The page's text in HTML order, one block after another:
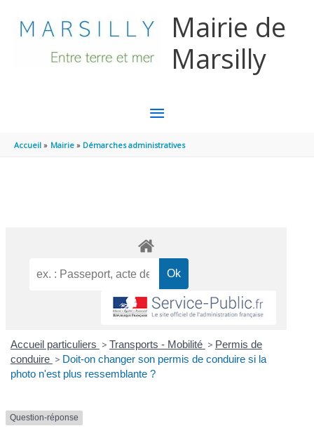
Mairie de
Marsilly
MENU
PRINCIPAL
Accueil Mairie Démarches administratives
Accueil particuliers > Transports - Mobilité > Permis de
conduire > Doit-on changer son permis de conduire si la
photo n'est plus ressemblante ?
Question-réponse